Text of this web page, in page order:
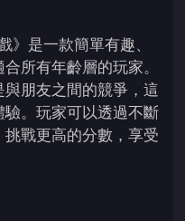
》是一款簡單有趣、
所有年齡層的玩家。
朋友之間的競爭，這
。玩家可以透過不斷
戰​​更高的分數，享受